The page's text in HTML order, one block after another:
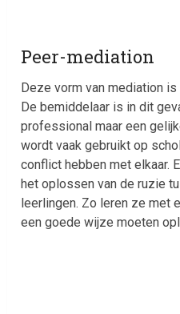
Peer-mediation
Deze vorm van mediation
De bemiddelaar is in dit
professional maar een
wordt vaak gebruikt op
conflict hebben met elkaar.
het oplossen van de ruzie
leerlingen. Zo leren ze met
een goede wijze moeten